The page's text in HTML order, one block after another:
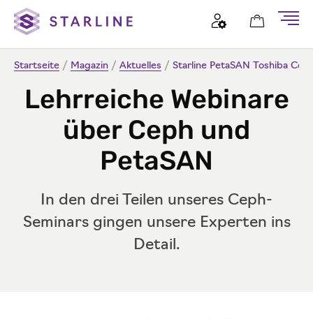
Startseite / Magazin / Aktuelles / Starline PetaSAN Toshiba
Lehrreiche Webinare
über Ceph und
PetaSAN
In den drei Teilen unseres Ceph-
Seminars gingen unsere Experten ins
Detail.